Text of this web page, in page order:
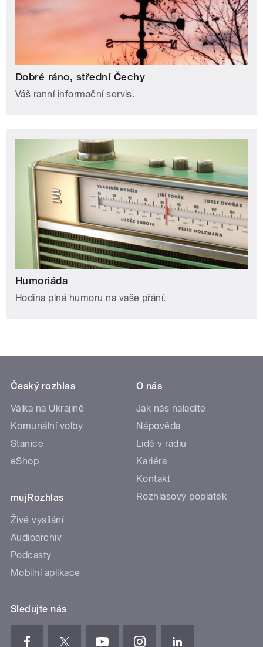
Dobré ráno, střední Čechy
Váš ranní informační servis.
Humoriáda
Hodina plná humoru na vaše přání.
Český rozhlas
Válka na Ukrajině
Komunální volby
Stanice
eShop
mujRozhlas
Živé vysílání
Audioarchiv
Podcasty
Mobilní aplikace
O nás
Jak nás naladíte
Nápověda
Lidé v rádiu
Kariéra
Kontakt
Rozhlasový poplatek
Sledujte nás